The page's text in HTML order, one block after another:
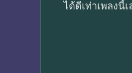
ได้ดีเท่าเพลงนี้เ